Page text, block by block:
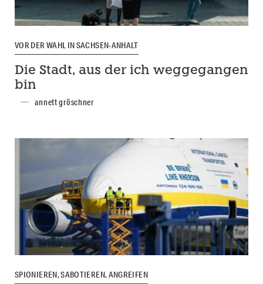
VOR DER WAHL IN SACHSEN-ANHALT
Die Stadt, aus der ich weggegangen
bin
annett gröschner
SPIONIEREN, SABOTIEREN, ANGREIFEN